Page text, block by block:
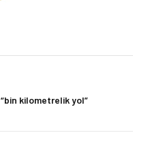
kilometrelik yol”